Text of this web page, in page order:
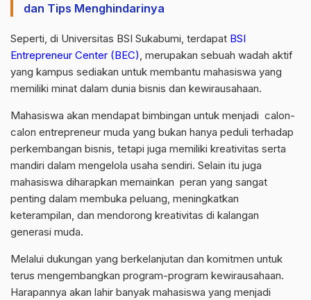
dan Tips Menghindarinya
Seperti, di Universitas BSI Sukabumi, terdapat BSI
Entrepreneur Center (BEC), merupakan sebuah wadah aktif
yang kampus sediakan untuk membantu mahasiswa yang
memiliki minat dalam dunia bisnis dan kewirausahaan.
Mahasiswa akan mendapat bimbingan untuk menjadi calon-
calon entrepreneur muda yang bukan hanya peduli terhadap
perkembangan bisnis, tetapi juga memiliki kreativitas serta
mandiri dalam mengelola usaha sendiri. Selain itu juga
mahasiswa diharapkan memainkan peran yang sangat
penting dalam membuka peluang, meningkatkan
keterampilan, dan mendorong kreativitas di kalangan
generasi muda.
Melalui dukungan yang berkelanjutan dan komitmen untuk
terus mengembangkan program-program kewirausahaan.
Harapannya akan lahir banyak mahasiswa yang menjadi